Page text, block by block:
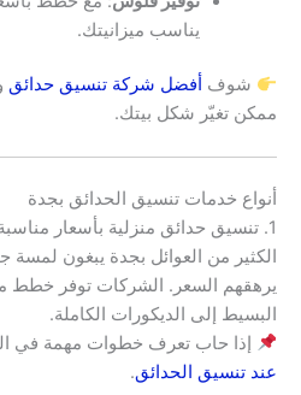
يناسب ميزانيتك.
شوف أفضل شركة تنسيق حدائق
ممكن تغيّر شكل بيتك.
أنواع خدمات تنسيق الحدائق بجدة
1. تنسيق حدائق منزلية بأسعار مناسبة
الكثير من العوائل بجدة يبغون
يرهقهم السعر. الشركات توفر خطط
البسيط إلى الديكورات الكاملة.
إذا حاب تعرف خطوات مهمة في
عند تنسيق الحدائق.